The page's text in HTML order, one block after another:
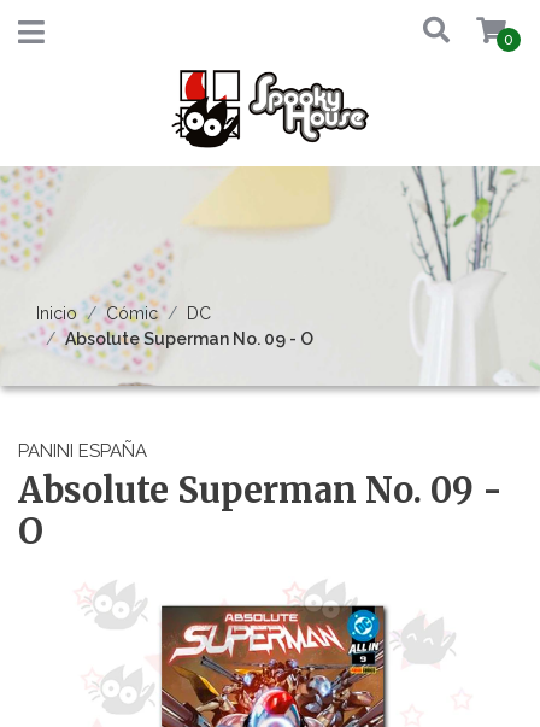
0
Inicio Cómic
DC
Absolute Superman No. 09 - O
PANINI ESPAÑA
Absolute Superman No. 09 -
O